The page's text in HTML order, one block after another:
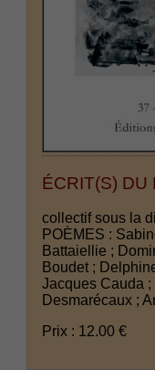
ÉCRIT(S) DU
collectif sous la
POÈMES :
Battaiellie ;
Boudet ;
Jacques Cauda
Desmarécaux ;
Prix : 12.00 €